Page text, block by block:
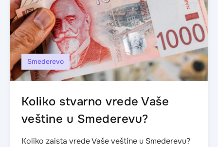
Smederevo
Koliko stvarno vrede Vaše
veštine u Smederevu?
Koliko zaista vrede Vaše veštine u Smederevu?